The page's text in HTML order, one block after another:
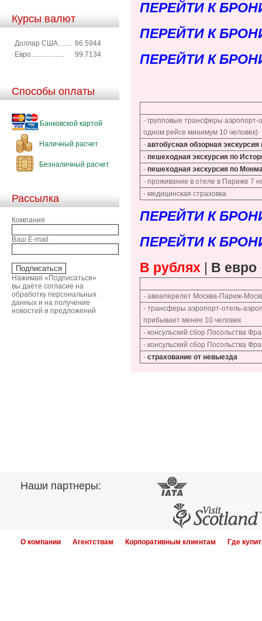
Курсы валют
Доллар США........ 86.5944
Евро...................
99.7134
Способы оплаты
Банковской картой
Наличный расчет
Безналичный расчет
Рассылка
Компания
Ваш E-mail
Нажимая «Подписаться»
вы даёте согласие на
обработку персональных
данных и на получение
новостей и предложений
ПЕРЕЙТИ К
ПЕРЕЙТИ К
ПЕРЕЙТИ К
- групповые трансферы аэропорт-
одном рейсе минимум 10 человек)
- автобусная обзорная
- пешеходная экскурсия по
- пешеходная экскурсия по
- проживание в отеле в Париже 7
- медицинская страховка
ПЕРЕЙТИ К
ПЕРЕЙТИ К
В рублях
В евро
- авиаперелет Москва-Париж-
- трансферы аэропорт-отель-
прибывает менее 10 человек
- консульский сбор Посольства
- консульский сбор Посольства
- страхование от невыезда
Наши партнеры:
О компании Агентствам Корпоративным клиентам Где